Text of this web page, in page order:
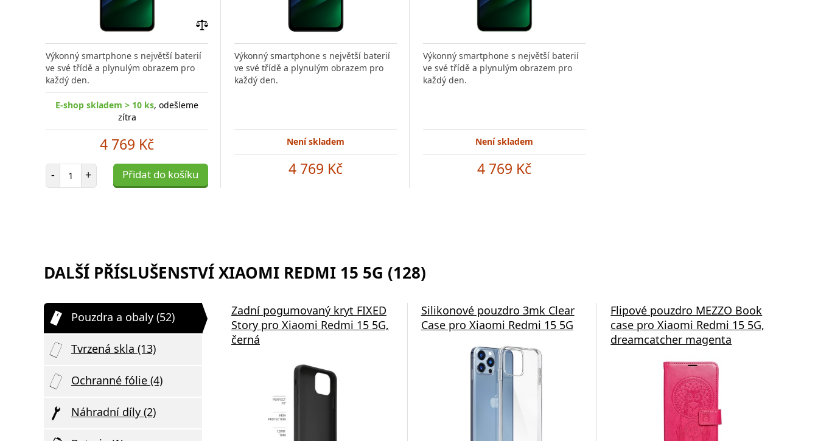
porovnání
Výkonný smartphone s největší baterií
ve své třídě a plynulým obrazem pro
každý den.
E-shop skladem > 10 ks, odešleme
zítra
4 769 Kč
- Počet položek
+ Přidat do košíku
Výkonný smartphone s největší baterií
ve své třídě a plynulým obrazem pro
každý den.
Není skladem
4 769 Kč
Výkonný smartphone s největší baterií
ve své třídě a plynulým obrazem pro
každý den.
Není skladem
4 769 Kč
DALŠÍ PŘÍSLUŠENSTVÍ XIAOMI REDMI 15 5G (128)
Pouzdra a obaly (52)
Tvrzená skla (13)
Ochranné fólie (4)
Náhradní díly (2)
Zadní pogumovaný kryt FIXED
Story pro Xiaomi Redmi 15 5G,
černá
Silikonové pouzdro 3mk Clear
Case pro Xiaomi Redmi 15 5G
Flipové pouzdro MEZZO Book
case pro Xiaomi Redmi 15 5G,
dreamcatcher magenta